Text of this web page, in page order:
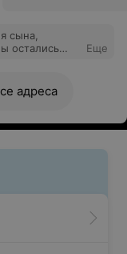
сына,
остались
Еще
адреса